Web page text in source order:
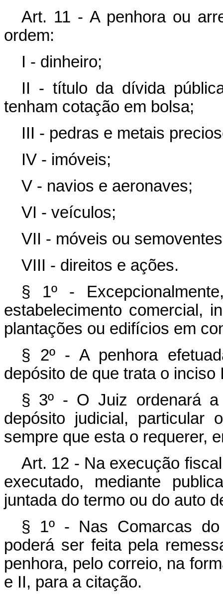
Art. 11 - A penhora ou
ordem:
I - dinheiro;
II - título da dívida
tenham cotação em bolsa;
III - pedras e metais
IV - imóveis;
V - navios e aeronaves;
VI - veículos;
VII - móveis ou
VIII - direitos e ações.
§ 1º -
estabelecimento comercial,
plantações ou edifícios em
§ 2º - A penhora
depósito de que trata o inciso
§ 3º - O Juiz ordenará a
depósito judicial, particular
sempre que esta o requerer,
Art. 12 - Na execução
executado, mediante
juntada do termo ou do auto
§ 1º - Nas Comarcas
poderá ser feita pela
penhora, pelo correio, na
e II, para a citação.